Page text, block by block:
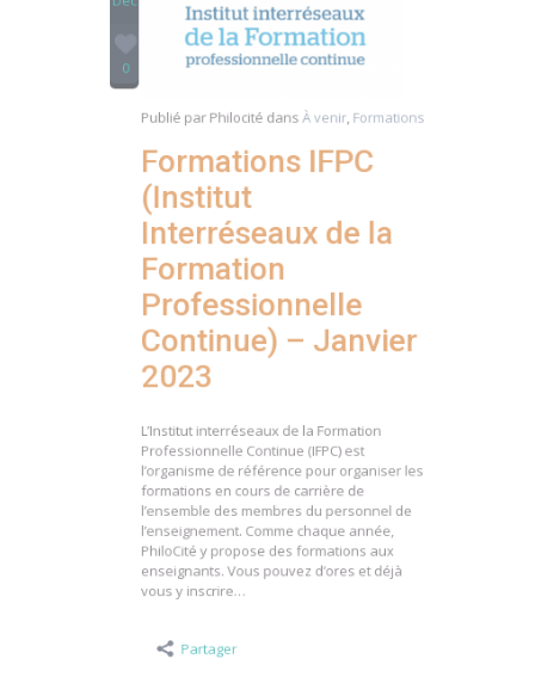
Publié par
Formations IFPC
(Institut
Interréseaux de la
Formation
Professionnelle
Continue) – Janvier
2023
L’Institut interréseaux de la Formation
Professionnelle Continue (IFPC) est
l’organisme de référence pour organiser les
formations en cours de carrière de
l’ensemble des membres du personnel de
l’enseignement. Comme chaque année,
PhiloCité y propose des formations aux
enseignants. Vous pouvez d’ores et déjà